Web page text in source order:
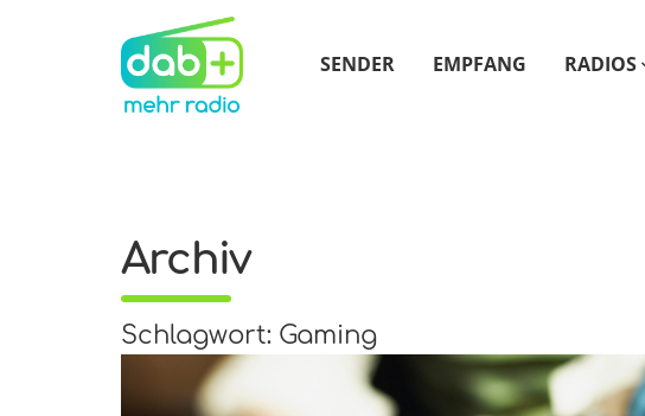
SENDER EMPFANG RADIOS
Archiv
Schlagwort: Gaming